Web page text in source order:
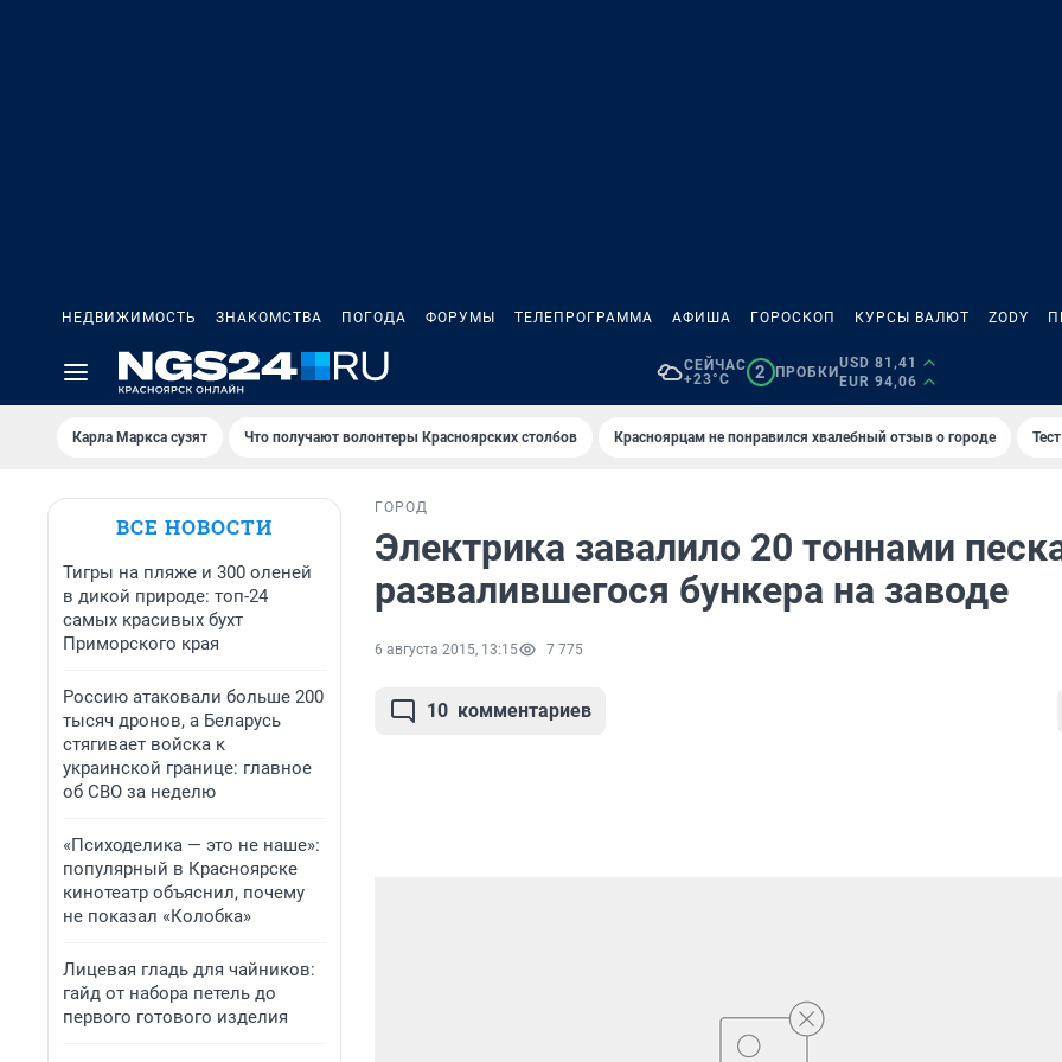
НЕДВИЖИМОСТЬ ЗНАКОМСТВА ПОГОДА ФОРУМЫ ТЕЛЕПРОГРАММА АФИША ГОРОСКОП КУРСЫ ВАЛЮТ ZODY
СЕЙЧАС
+23°C
2 ПРОБКИ
USD 81,41
EUR 94,06
Карла Маркса сузят Что получают волонтеры Красноярских столбов Красноярцам не понравился хвалебный отзыв о городе
ВСЕ НОВОСТИ
Тигры на пляже и 300 оленей
в дикой природе: топ-24
самых красивых бухт
Приморского края
Россию атаковали больше 200
тысяч дронов, а Беларусь
стягивает войска к
украинской границе: главное
об СВО за неделю
«Психоделика — это не наше»:
популярный в Красноярске
кинотеатр объяснил, почему
не показал «Колобка»
Лицевая гладь для чайников:
гайд от набора петель до
первого готового изделия
ГОРОД
Электрика завалило 20 тоннами
развалившегося бункера на заводе
6 августа 2015, 13:15 7 775
10 комментариев